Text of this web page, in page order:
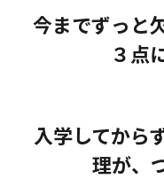
今までずっと
３点
入学してから
理が、